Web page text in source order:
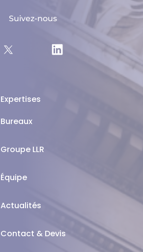
Expertises
Bureaux
Groupe LLR
Équipe
Actualités
Contact & Devis
Suivez-nous